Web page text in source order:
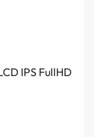
IPS FullHD